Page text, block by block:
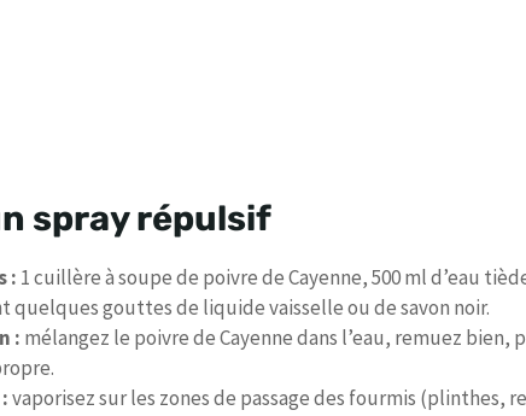
spray répulsif
: 1 cuillère à soupe de poivre de Cayenne, 500 ml d’eau
gouttes de liquide vaisselle ou de savon noir.
: mélangez le poivre de Cayenne dans l’eau, remuez bien,
vaporisez sur les zones de passage des fourmis (plinthes,